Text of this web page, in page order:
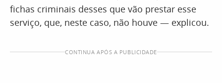
fichas criminais desses que vão prestar esse
serviço, que, neste caso, não houve — explicou.
CONTINUA APÓS A PUBLICIDADE